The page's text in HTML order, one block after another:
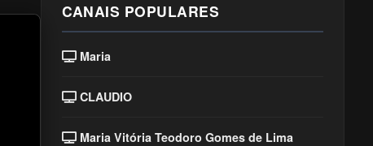
CANAIS POPULARES
Maria
CLAUDIO
Maria Vitória Teodoro Gomes de Lima